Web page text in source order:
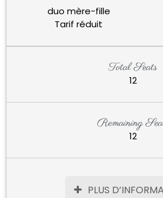
duo mère-fille
Tarif réduit
Total Seats
12
Remaining
12
PLUS